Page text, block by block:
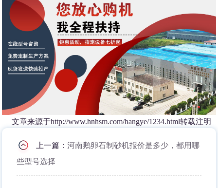
文章来源于http://www.hnhsm.com/hangye/1234.html转载注明
上一篇：河南鹅卵石制砂机报价是多少，都用哪
些型号选择